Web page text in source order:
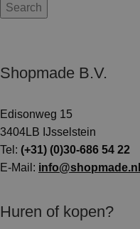
Search
Shopmade B.V.
Edisonweg 15
3404LB IJsselstein
Tel: (+31) (0)30-686 54 22
E-Mail: info@shopmade.nl
Huren of kopen?